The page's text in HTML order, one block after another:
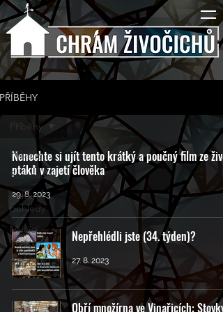
PŘÍBĚHY
Příběhy
Rozhovory
Kulturní
pohledy
Mučící
nástroje
Mučící lidé
Příběhy
Nenechte si ujít tento krátký a poučný film ze
ptáků v zajetí člověka
29. 8. 2023
Nepřehlédli jste (34. týden)?
27. 8. 2023
Obří množírna ve Vinařicích: Stovky